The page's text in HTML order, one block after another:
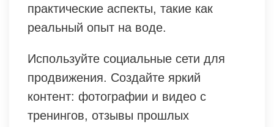
практические аспекты, такие как
реальный опыт на воде.
Используйте социальные сети для
продвижения. Создайте яркий
контент: фотографии и видео с
тренингов, отзывы прошлых